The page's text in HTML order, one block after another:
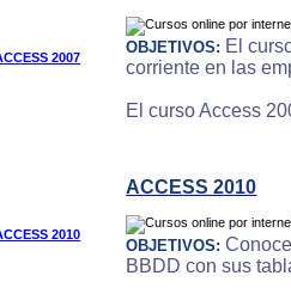
OBJETIVOS: El
corriente en las
El curso Access
ACCESS 2010
OBJETIVOS:
BBDD con sus